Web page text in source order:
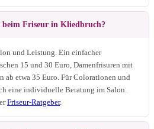
beim Friseur in Kliedbruch?
und Leistung. Ein einfacher
15 und 30 Euro, Damenfrisuren mit
ab etwa 35 Euro. Für Colorationen und
eine individuelle Beratung im Salon.
Friseur-Ratgeber.